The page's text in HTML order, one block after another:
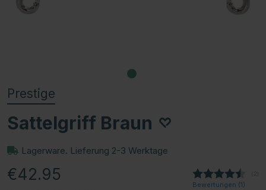
Prestige
Sattelgriff Braun
Lagerware. Lieferung 2-3 Werktage
€42.95
Bewertungen (1)